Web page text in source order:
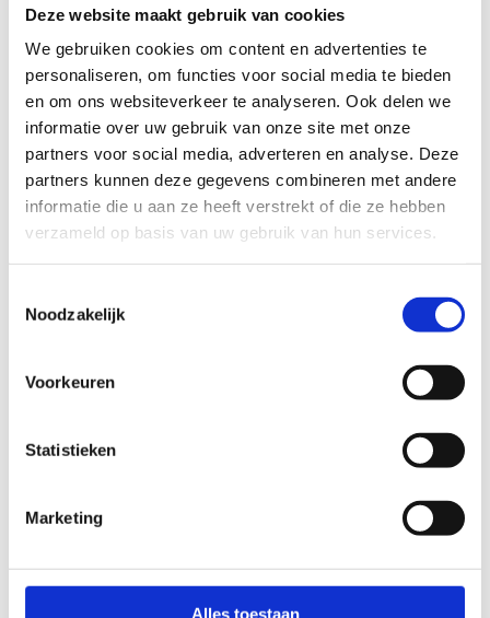
Deze website maakt gebruik van cookies
We gebruiken cookies om content en advertenties te
personaliseren, om functies voor social media te bieden
en om ons websiteverkeer te analyseren. Ook delen we
informatie over uw gebruik van onze site met onze
partners voor social media, adverteren en analyse. Deze
partners kunnen deze gegevens combineren met andere
informatie die u aan ze heeft verstrekt of die ze hebben
verzameld op basis van uw gebruik van hun services.
Noodzakelijk
Voorkeuren
Statistieken
Marketing
Alles toestaan
Organisatie
Deze actie wordt georganiseerd door Sport Vlaanderen, een
agentschap van de Vlaamse overheid.
Geldigheidsduur
De voucher is geldig van 1 september t.e.m. 18
december 2026 en van 15 februari t.e.m. 31 mei 2027
ongeacht de reden.
Deze voucher is uitsluitend geldig op de volgende
Sport Vlaanderen Liedekerke
Sport Vlaanderen Hasselt